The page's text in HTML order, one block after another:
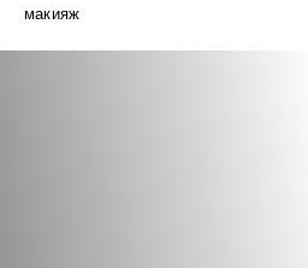
макияж